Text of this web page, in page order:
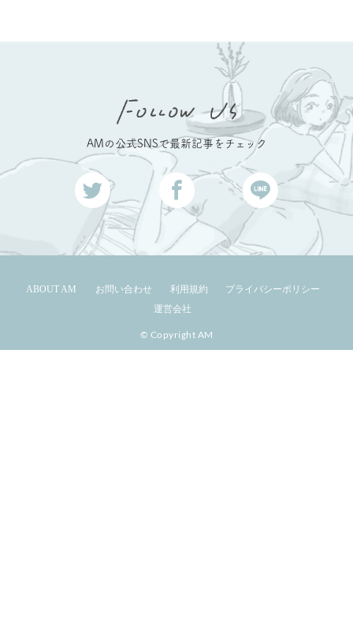
AMの公式SNSで最新記事をチェック
ABOUT AM お問い合わせ 利用規約
プライバシーポリシー
運営会社
© Copyright AM